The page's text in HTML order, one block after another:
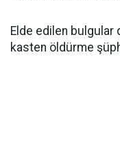
Elde edilen
kasten öldürme